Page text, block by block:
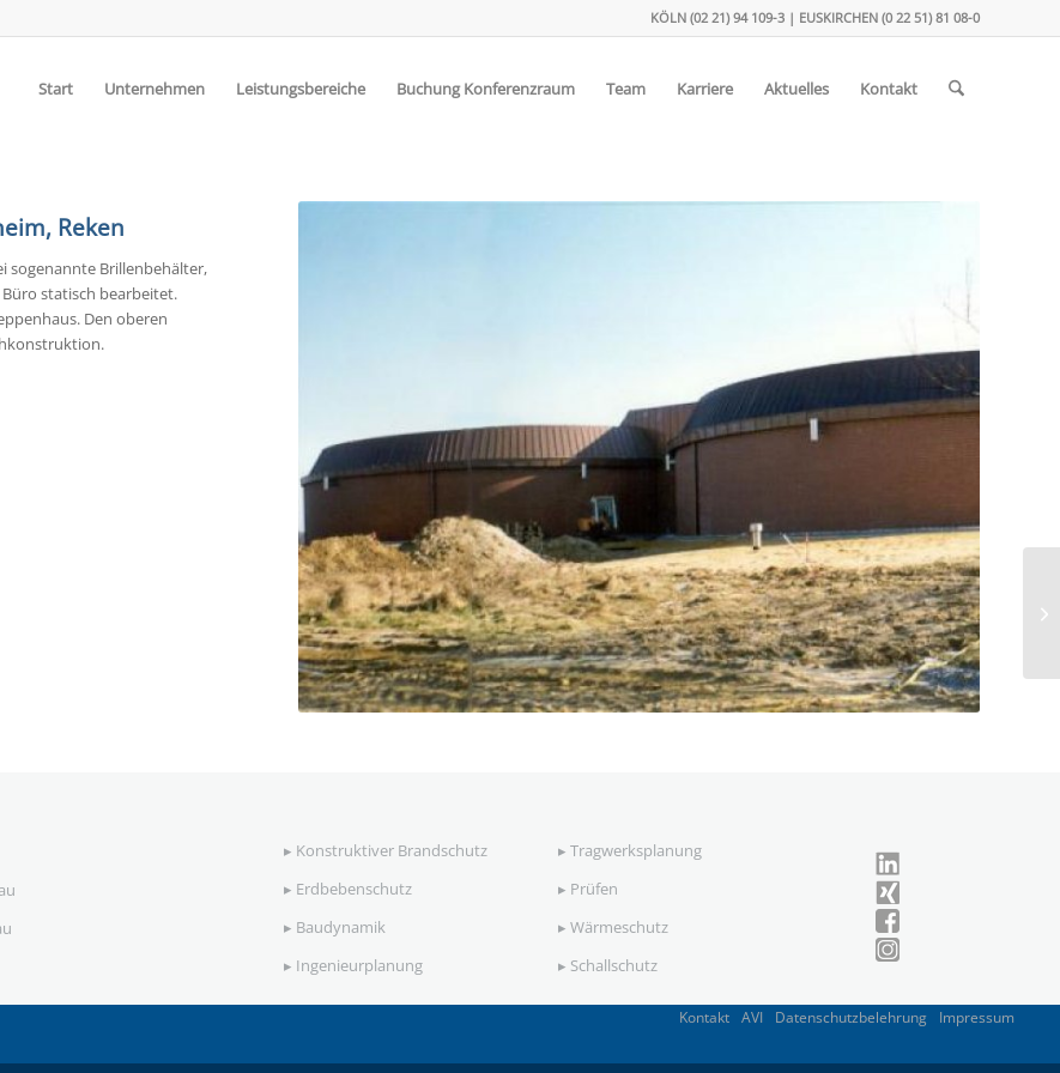
KÖLN (02 21) 94 109-3 | EUSKIRCHEN (0 22 51) 81 08-0
Start Unternehmen Leistungsbereiche Buchung Konferenzraum Team Karriere Aktuelles Kontakt
Reken
sogenannte Brillenbehälter,
statisch bearbeitet.
Den oberen
▸ Konstruktiver Brandschutz
▸ Erdbebenschutz
▸ Baudynamik
▸ Ingenieurplanung
▸ Tragwerksplanung
▸ Prüfen
▸ Wärmeschutz
▸ Schallschutz
Kontakt AVI Datenschutzbelehrung Impressum